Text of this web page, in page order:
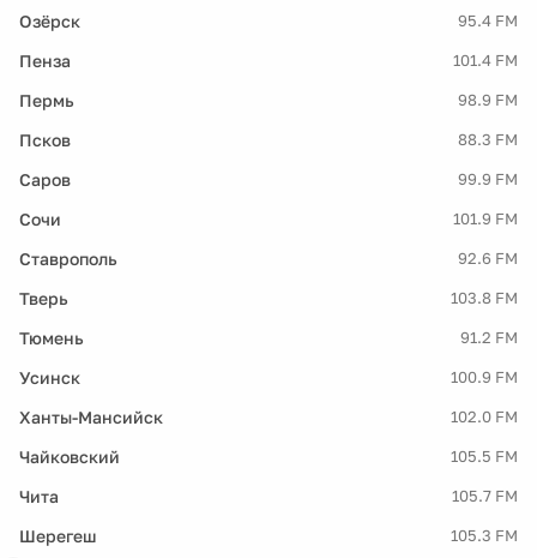
Озёрск 95.4 FM
Пенза 101.4 FM
Пермь 98.9 FM
Псков 88.3 FM
Саров 99.9 FM
Сочи 101.9 FM
Ставрополь 92.6 FM
Тверь 103.8 FM
Тюмень 91.2 FM
Усинск 100.9 FM
Ханты-Мансийск 102.0 FM
Чайковский 105.5 FM
Чита 105.7 FM
Шерегеш 105.3 FM